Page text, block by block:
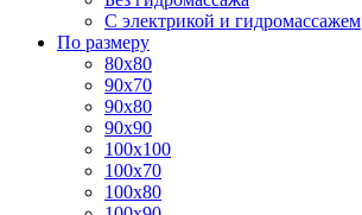
С электрикой и гидромассажем
По размеру
80x80
90x70
90x80
90x90
100x100
100x70
100x80